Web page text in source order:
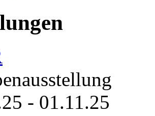
- 01.11.25